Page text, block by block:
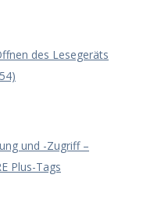
des Lesegeräts
und -Zugriff –
Plus-Tags